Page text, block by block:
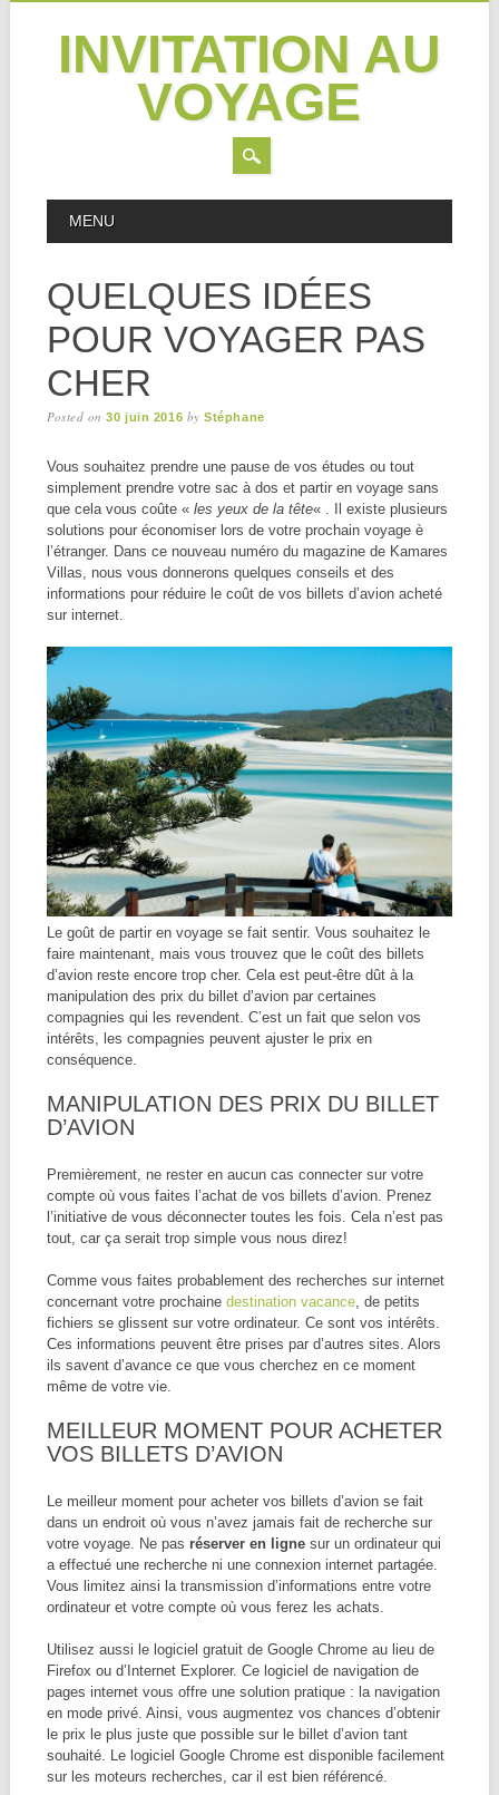
INVITATION AU
VOYAGE
MAIN MENU
MENU
QUELQUES IDÉES
POUR VOYAGER PAS
CHER
Posted on30 juin 2016 byStéphane
Vous souhaitez prendre une pause de vos études ou tout
simplement prendre votre sac à dos et partir en voyage sans
que cela vous coûte « les yeux de la tête« . Il existe plusieurs
solutions pour économiser lors de votre prochain voyage è
l’étranger. Dans ce nouveau numéro du magazine de Kamares
Villas, nous vous donnerons quelques conseils et des
informations pour réduire le coût de vos billets d’avion acheté
sur internet.
Le goût de partir en voyage se fait sentir. Vous souhaitez le
faire maintenant, mais vous trouvez que le coût des billets
d’avion reste encore trop cher. Cela est peut-être dût à la
manipulation des prix du billet d’avion par certaines
compagnies qui les revendent. C’est un fait que selon vos
intérêts, les compagnies peuvent ajuster le prix en
conséquence.
MANIPULATION DES PRIX DU BILLET
D’AVION
Premièrement, ne rester en aucun cas connecter sur votre
compte où vous faites l’achat de vos billets d’avion. Prenez
l’initiative de vous déconnecter toutes les fois. Cela n’est pas
tout, car ça serait trop simple vous nous direz!
Comme vous faites probablement des recherches sur internet
concernant votre prochaine destination vacance, de petits
fichiers se glissent sur votre ordinateur. Ce sont vos intérêts.
Ces informations peuvent être prises par d’autres sites. Alors
ils savent d’avance ce que vous cherchez en ce moment
même de votre vie.
MEILLEUR MOMENT POUR ACHETER
VOS BILLETS D’AVION
Le meilleur moment pour acheter vos billets d’avion se fait
dans un endroit où vous n’avez jamais fait de recherche sur
votre voyage. Ne pas réserver en lignesur un ordinateur qui
a effectué une recherche ni une connexion internet partagée.
Vous limitez ainsi la transmission d’informations entre votre
ordinateur et votre compte où vous ferez les achats.
Utilisez aussi le logiciel gratuit de Google Chrome au lieu de
Firefox ou d’Internet Explorer. Ce logiciel de navigation de
pages internet vous offre une solution pratique : la navigation
en mode privé. Ainsi, vous augmentez vos chances d’obtenir
le prix le plus juste que possible sur le billet d’avion tant
souhaité. Le logiciel Google Chrome est disponible facilement
sur les moteurs recherches, car il est bien référencé.